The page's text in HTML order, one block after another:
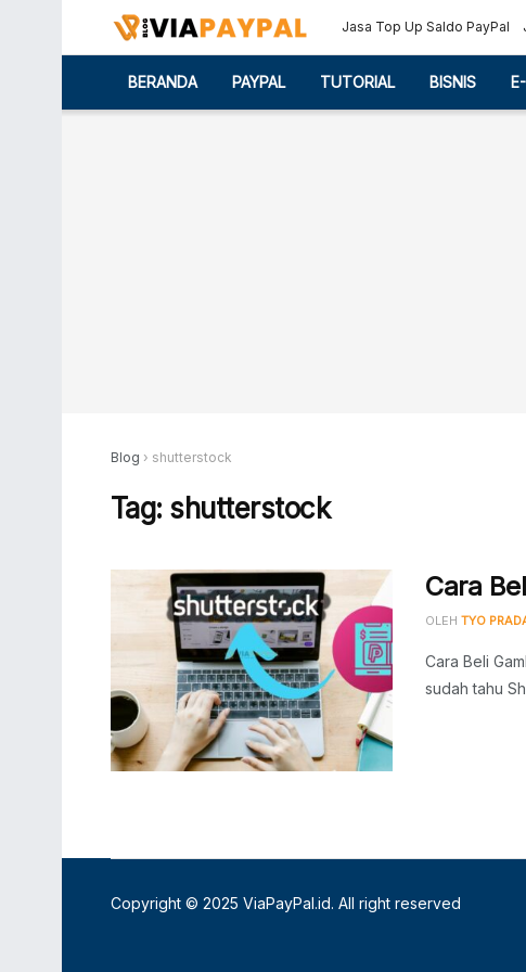
Jasa Top Up Saldo PayPal
BERANDA PAYPAL TUTORIAL BISNIS
Blog › shutterstock
Tag: shutterstock
Cara
OLEH TYO
Cara Beli
sudah tahu
Copyright © 2025 ViaPayPal.id. All right reserved